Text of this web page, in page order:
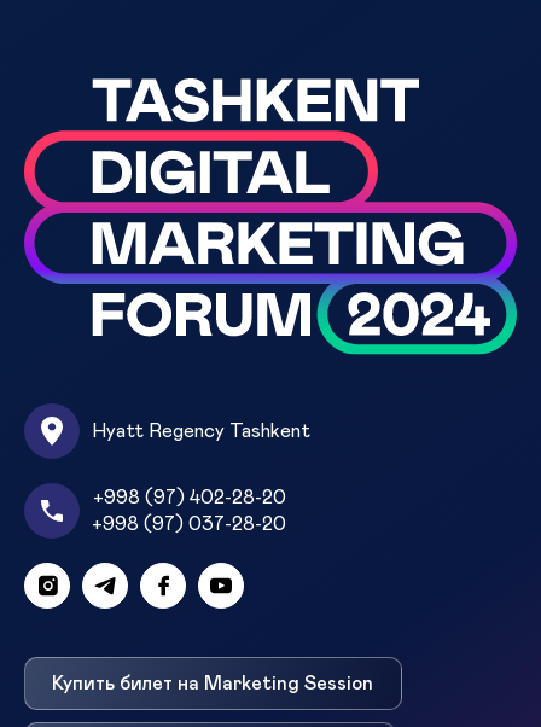
Hyatt Regency Tashkent
+998 (97) 402-28-20
+998 (97) 037-28-20
Купить билет на Marketing Session